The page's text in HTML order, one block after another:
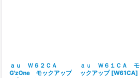
ａｕ Ｗ６２ＣＡ
G'zOne モックアップ
ａｕ Ｗ６１ＣＡ モ
ックアップ [W61CA]